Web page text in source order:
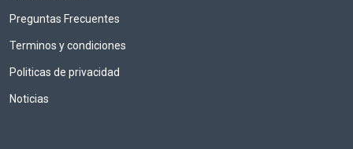
Preguntas Frecuentes
Terminos y condiciones
Politicas de privacidad
Noticias